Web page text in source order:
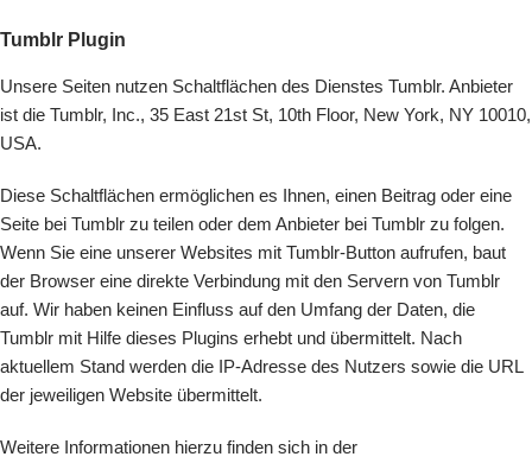
Tumblr Plugin
Unsere Seiten nutzen Schaltflächen des Dienstes Tumblr. Anbieter
ist die Tumblr, Inc., 35 East 21st St, 10th Floor, New York, NY 10010,
USA.
Diese Schaltflächen ermöglichen es Ihnen, einen Beitrag oder eine
Seite bei Tumblr zu teilen oder dem Anbieter bei Tumblr zu folgen.
Wenn Sie eine unserer Websites mit Tumblr-Button aufrufen, baut
der Browser eine direkte Verbindung mit den Servern von Tumblr
auf. Wir haben keinen Einfluss auf den Umfang der Daten, die
Tumblr mit Hilfe dieses Plugins erhebt und übermittelt. Nach
aktuellem Stand werden die IP-Adresse des Nutzers sowie die URL
der jeweiligen Website übermittelt.
Weitere Informationen hierzu finden sich in der